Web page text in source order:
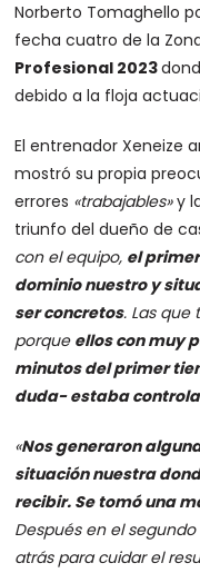
Norberto Tomaghello
fecha cuatro de la
Profesional 2023
debido a la floja
El entrenador Xeneize
mostró su propia
errores «trabajables»y
triunfo del dueño de
con el equipo, el
dominio nuestro y
ser concretos. Las
porque ellos con muy
minutos del primer
duda- estaba
«Nos generaron
situación nuestra
recibir. Se tomó una
Después en el
atrás para cuidar el